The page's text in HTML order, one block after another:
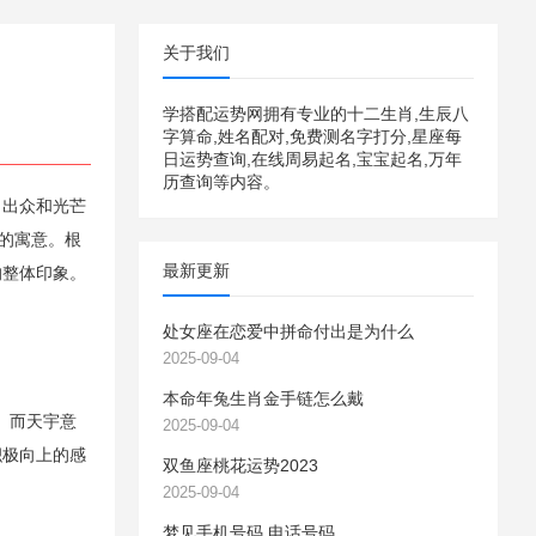
众和光芒
寓意。根
体印象。
而天宇意
向上的感
关于我们
学搭配运势网拥有专业的十二生肖,生辰八
字算命,姓名配对,免费测名字打分,星座每
日运势查询,在线周易起名,宝宝起名,万年
历查询等内容。
最新更新
处女座在恋爱中拼命付出是为什么
2025-09-04
本命年兔生肖金手链怎么戴
2025-09-04
双鱼座桃花运势2023
2025-09-04